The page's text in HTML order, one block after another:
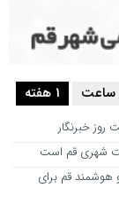
1 هفته
خبرنگار
شهری قم است
هوشمند قم برای